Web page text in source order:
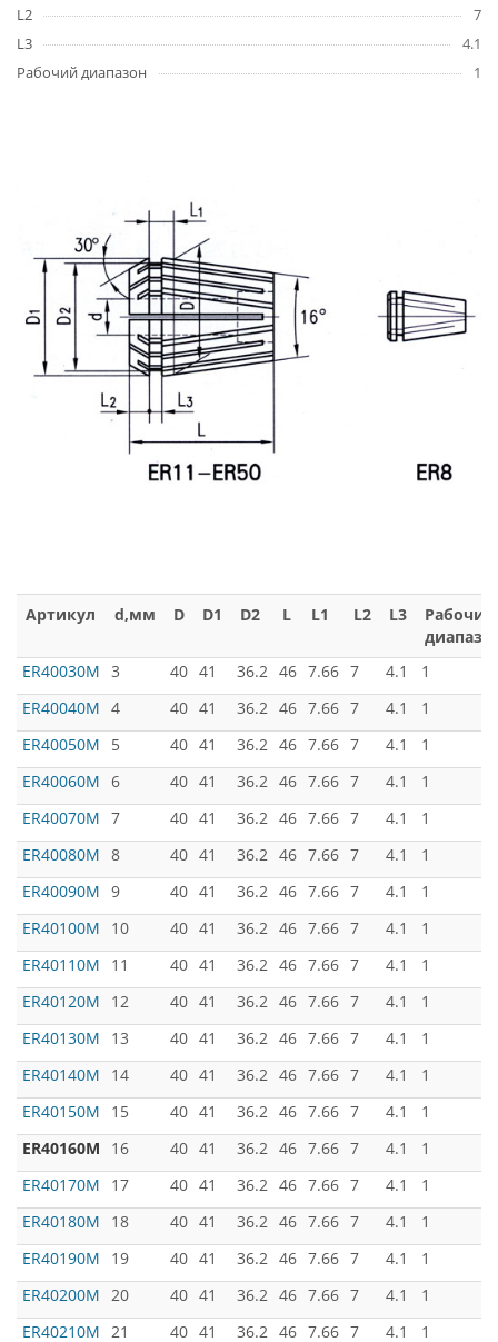
L2
7
L3
4.1
Рабочий диапазон
1
Артикул d,мм D D1 D2 L L1 L2 L3
Рабочий
ER40030M 3 40 41 36.2 46 7.66 7 4.1
1
ER40040M 4 40 41 36.2 46 7.66 7 4.1
1
ER40050M
5 40 41 36.2 46 7.66 7 4.1
1
ER40060M 6 40 41 36.2 46 7.66 7 4.1
1
ER40070M 7 40 41 36.2 46 7.66 7 4.1
1
ER40080M 8 40 41 36.2 46 7.66 7 4.1
1
ER40090M 9 40 41 36.2 46 7.66 7 4.1
1
ER40100M
10 40 41 36.2 46 7.66 7 4.1
1
ER40110M
11 40 41 36.2 46 7.66 7 4.1
1
ER40120M
12 40 41 36.2 46 7.66 7 4.1
1
ER40130M
13 40 41 36.2 46 7.66 7 4.1
1
ER40140M
14 40 41 36.2 46 7.66 7 4.1
1
ER40150M
15 40 41 36.2 46 7.66 7 4.1
1
ER40160M
16 40 41 36.2 46 7.66 7 4.1
1
ER40170M
17 40 41 36.2 46 7.66 7 4.1
1
ER40180M
18 40 41 36.2 46 7.66 7 4.1
1
ER40190M
19 40 41 36.2 46 7.66 7 4.1
1
ER40200M 20 40 41 36.2 46 7.66 7 4.1
1
ER40210M 21 40 41 36.2 46 7.66 7 4.1
1